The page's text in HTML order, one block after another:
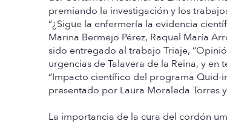
premiando la investigación y los
“¿Sigue la enfermería la evidencia
Marina Bermejo Pérez, Raquel María
sido entregado al trabajo Triaje,
urgencias de Talavera de la Reina, y
“Impacto científico del programa Quid-
presentado por Laura Moraleda Torres
La importancia de la cura del cordón